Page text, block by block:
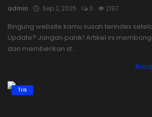
admin Sep 2, 2025 0 2197
Bingung website kamu susah terindex
Update? Jangan panik! Artikel ini
dan memberikan st...
Trik